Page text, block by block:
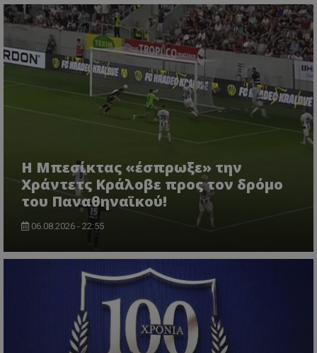
Η Μπεσίκτας «έσπρωξε» την
Χράντετς Κράλοβε προς τον δρόμο
του Παναθηναϊκού!
06.08.2026 - 22:55